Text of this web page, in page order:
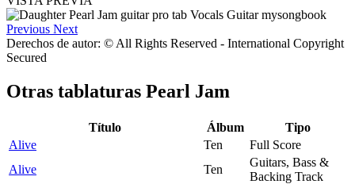
Previous Next
Derechos de autor: © All Rights Reserved - International Copyright
Secured
Otras tablaturas Pearl Jam
Título Álbum
Tipo
Alive
Ten
Full Score
Alive
Ten
Guitars, Bass &
Backing Track